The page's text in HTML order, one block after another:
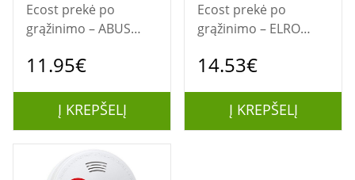
Ecost prekė po
grąžinimo – ABUS
karščio signalizacijos
11.95€
Į KREPŠELĮ
Ecost prekė po
grąžinimo – ELRO
signalizacija (2 vnt.) su
14.53€
Į KREPŠELĮ